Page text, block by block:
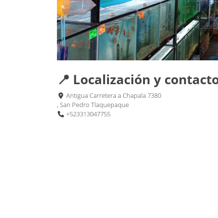
📍 Localización y
Antigua Carretera a Chapala 7380
, San Pedro Tlaquepaque
+523313047755